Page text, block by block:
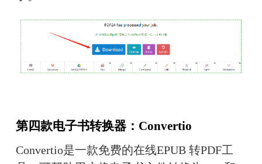
第四款电子书转换器：Convertio
Convertio是一款免费的在线EPUB 转PDF工